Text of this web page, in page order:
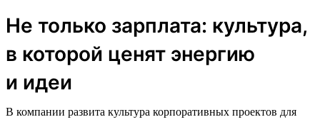
Не только зарплата: культура,
в которой ценят энергию
и идеи
В компании развита культура корпоративных проектов для